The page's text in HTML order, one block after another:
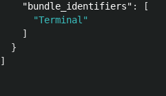
"bundle_identifiers" :
[
"Terminal"
]
}
]